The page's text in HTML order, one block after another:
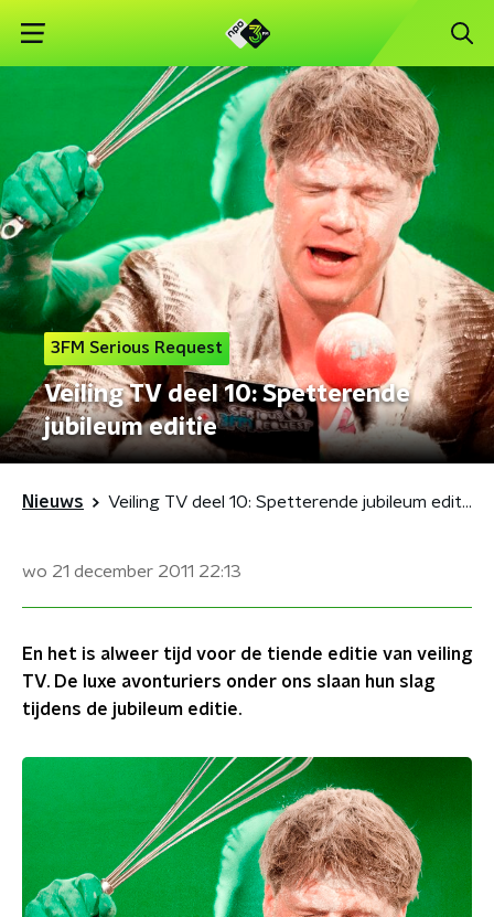
3FM Serious Request
Veiling TV deel 10: Spetterende
jubileum editie
Nieuws Veiling TV deel 10: Spetterende jubileum editie
wo 21 december 2011 22:13
En het is alweer tijd voor de tiende editie van veiling
TV. De luxe avonturiers onder ons slaan hun slag
tijdens de jubileum editie.